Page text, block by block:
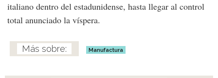
italiano dentro del estadunidense, hasta llegar al control
total anunciado la víspera.
Manufactura